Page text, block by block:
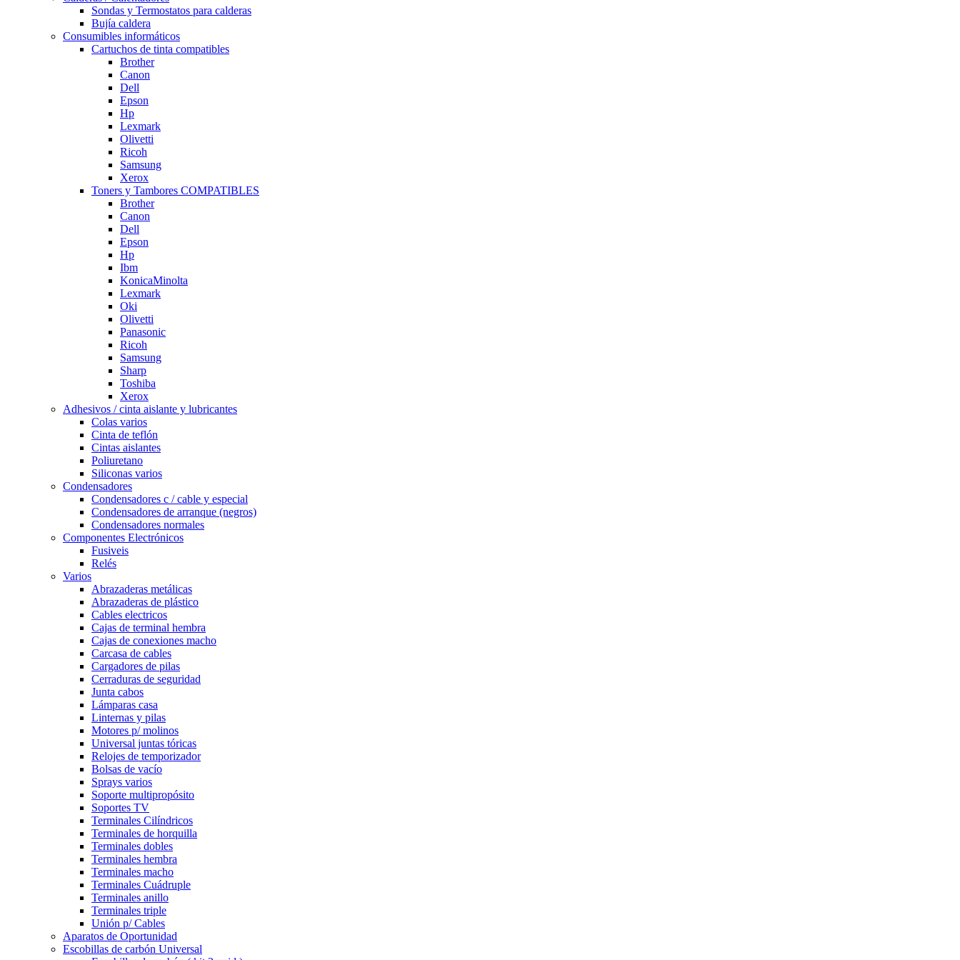
Sondas y Termostatos para calderas
Bujía caldera
Consumibles informáticos
Cartuchos de tinta compatibles
Brother
Canon
Dell
Epson
Hp
Lexmark
Olivetti
Ricoh
Samsung
Xerox
Toners y Tambores COMPATIBLES
Brother
Canon
Dell
Epson
Hp
Ibm
KonicaMinolta
Lexmark
Oki
Olivetti
Panasonic
Ricoh
Samsung
Sharp
Toshiba
Xerox
Adhesivos / cinta aislante y lubricantes
Colas varios
Cinta de teflón
Cintas aislantes
Poliuretano
Siliconas varios
Condensadores
Condensadores c / cable y especial
Condensadores de arranque (negros)
Condensadores normales
Componentes Electrónicos
Fusiveis
Relés
Varios
Abrazaderas metálicas
Abrazaderas de plástico
Cables electricos
Cajas de terminal hembra
Cajas de conexiones macho
Carcasa de cables
Cargadores de pilas
Cerraduras de seguridad
Junta cabos
Lámparas casa
Linternas y pilas
Motores p/ molinos
Universal juntas tóricas
Relojes de temporizador
Bolsas de vacío
Sprays varios
Soporte multipropósito
Soportes TV
Terminales Cilíndricos
Terminales de horquilla
Terminales dobles
Terminales hembra
Terminales macho
Terminales Cuádruple
Terminales anillo
Terminales triple
Unión p/ Cables
Aparatos de Oportunidad
Escobillas de carbón Universal